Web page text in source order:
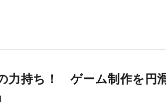
力持ち！ ゲーム制作を円